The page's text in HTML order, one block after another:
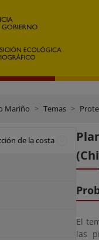
Mariño Temas
de la costa
El
las